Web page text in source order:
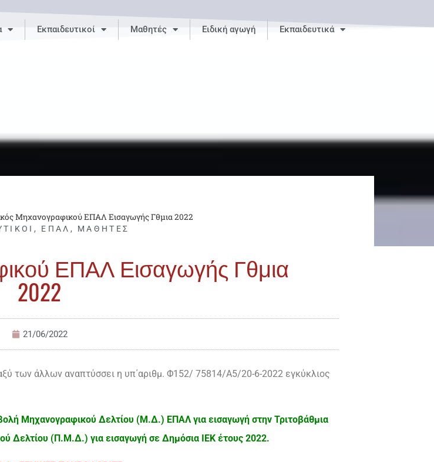
Εκπαιδευτικοί Μαθητές Ειδική αγωγή Εκπαιδευτικά
Μηχανογραφικού ΕΠΑΛ Εισαγωγής Γθμια 2022
, ΕΠΑΛ , ΜΑΘΗΤΈΣ
ΕΠΑΛ Εισαγωγής Γθμια
2022
21/06/2022
των άλλων αναπτύσσει η υπ΄αριθμ. Φ152/ 75814/Α5/20-6-2022 εγκύκλιος
Μηχανογραφικού Δελτίου (Μ.Δ.) ΕΠΑΛ για εισαγωγή στην Τριτοβάθμια
Δελτίου (Π.Μ.Δ.) για εισαγωγή σε Δημόσια ΙΕΚ έτους 2022.